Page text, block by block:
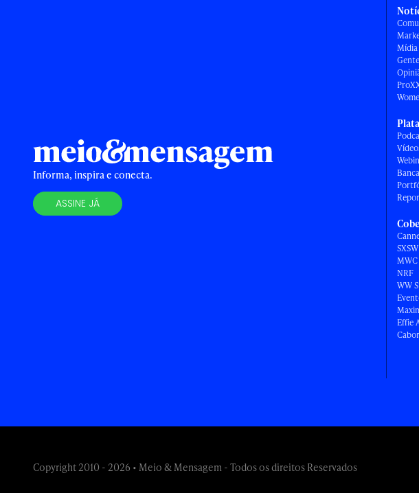
Informa, inspira e conecta.
ASSINE JÁ
Mídia
Gente
SXSW
MWC
NRF
WW
Effie
Copyright 2010 - 2026 • Meio & Mensagem - Todos os direitos Reservados